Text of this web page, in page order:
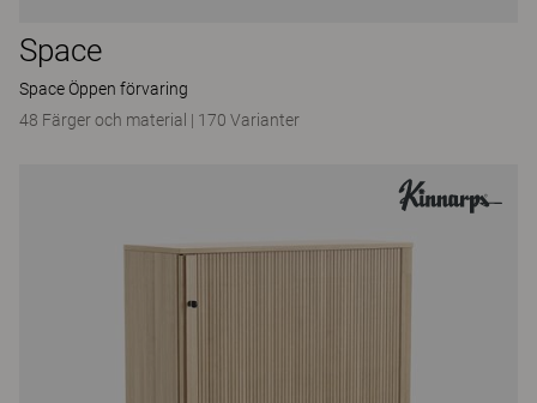
Space
Space Öppen förvaring
48 Färger och material | 170 Varianter